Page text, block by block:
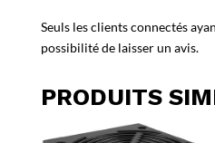
Seuls les clients connectés
possibilité de laisser un avis.
PRODUITS